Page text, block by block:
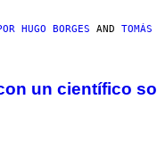
HUGO BORGES AND
un científico